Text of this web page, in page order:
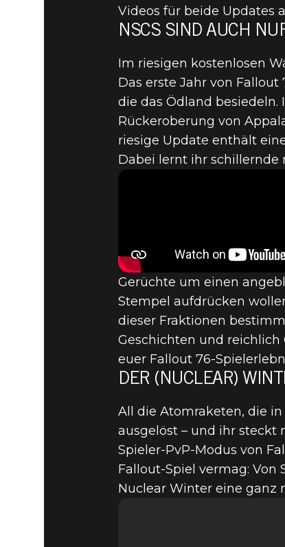
Videos für beide Updates
NSCS SIND AUCH
Im riesigen kostenlosen
Das erste Jahr von
die das Ödland
Rückeroberung von
riesige Update enthält
Dabei lernt ihr schillernde
Gerüchte um einen
Stempel aufdrücken
dieser Fraktionen
Geschichten und
euer Fallout 76-
DER (NUCLEAR)
All die Atomraketen, die
ausgelöst – und ihr steckt
Spieler-PvP-Modus von
Fallout-Spiel vermag: Von
Nuclear Winter eine ganz